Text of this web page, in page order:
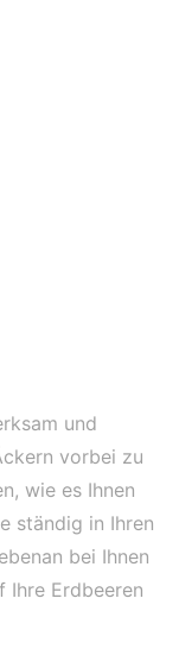
und
vorbei zu
wie es Ihnen
ständig in Ihren
bei Ihnen
Ihre Erdbeeren